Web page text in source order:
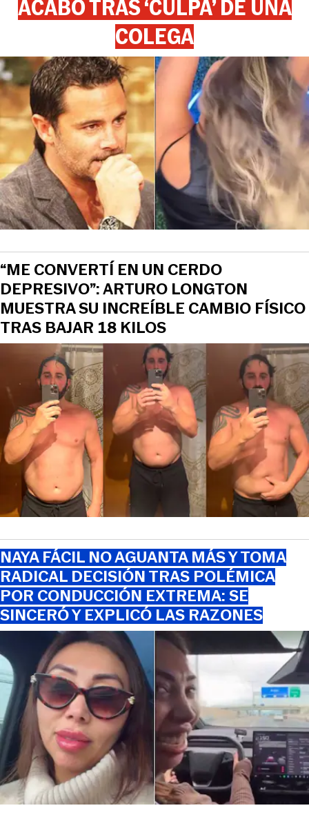
ACABÓ TRAS ‘CULPA’ DE UNA
COLEGA
“ME CONVERTÍ EN UN CERDO
DEPRESIVO”: ARTURO LONGTON
MUESTRA SU INCREÍBLE CAMBIO FÍSICO
TRAS BAJAR 18 KILOS
NAYA FÁCIL NO AGUANTA MÁS Y TOMA
RADICAL DECISIÓN TRAS POLÉMICA
POR CONDUCCIÓN EXTREMA: SE
SINCERÓ Y EXPLICÓ LAS RAZONES